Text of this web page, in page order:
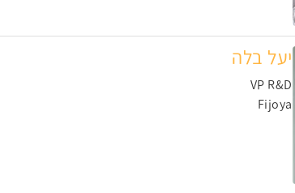
יעל בלה
VP R&D
Fijoya